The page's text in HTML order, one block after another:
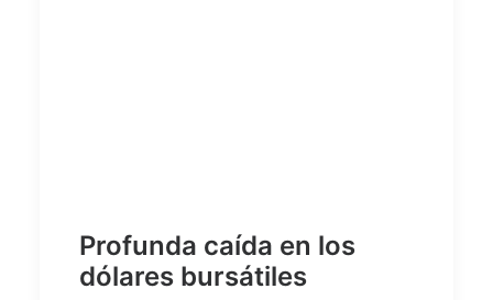
Profunda caída en los
dólares bursátiles